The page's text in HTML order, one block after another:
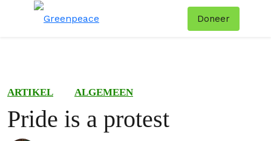
Doneer
ARTIKEL ALGEMEEN
Pride is a protest